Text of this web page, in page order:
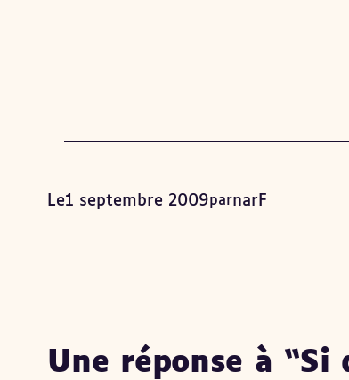
Le1 septembre 2009parnarF
Une réponse à